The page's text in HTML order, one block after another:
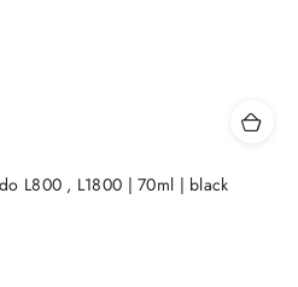
L800 , L1800 | 70ml | black